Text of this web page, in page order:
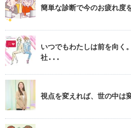
簡単な診断で今のお疲れ度
いつでもわたしは前を向く
社...
視点を変えれば、世の中